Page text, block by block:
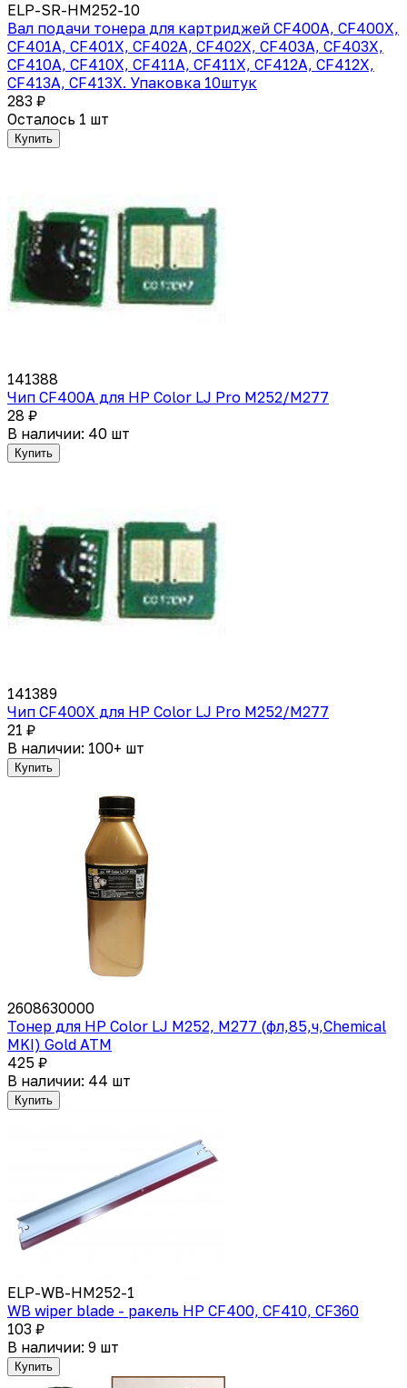
ELP-SR-HM252-10
Вал подачи тонера для картриджей CF400A, CF400X,
CF401A, CF401X, CF402A, CF402X, CF403A, CF403X,
CF410A, CF410X, CF411A, CF411X, CF412A, CF412X,
CF413A, CF413X. Упаковка 10штук
283 ₽
Осталось 1 шт
Купить
141388
Чип CF400A для HP Color LJ Pro M252/M277
28 ₽
В наличии: 40 шт
Купить
141389
Чип CF400X для HP Color LJ Pro M252/M277
21 ₽
В наличии: 100+ шт
Купить
2608630000
Тонер для HP Color LJ M252, M277 (фл,85,ч,Chemical
MKI) Gold ATM
425 ₽
В наличии: 44 шт
Купить
ELP-WB-HM252-1
WB wiper blade - ракель HP CF400, CF410, CF360
103 ₽
В наличии: 9 шт
Купить